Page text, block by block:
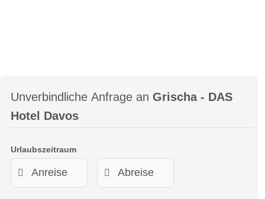
Unverbindliche Anfrage an Grischa - DAS
Hotel Davos
Urlaubszeitraum